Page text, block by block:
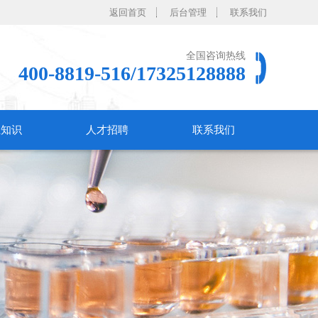
返回首页 后台管理 联系我们
全国咨询热线
400-8819-516/17325128888
识 人才招聘 联系我们